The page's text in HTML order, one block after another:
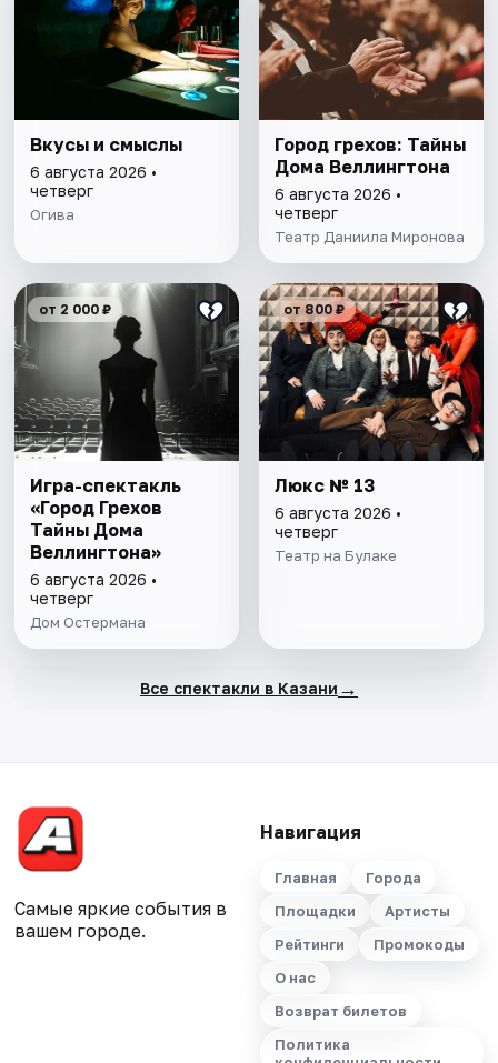
Вкусы и смыслы
6 августа 2026 •
четверг
Огива
Город грехов: Тайны
Дома Веллингтона
6 августа 2026 •
четверг
Театр Даниила Миронова
от 2 000 ₽
Игра-спектакль
«Город Грехов
Тайны Дома
Веллингтона»
6 августа 2026 •
четверг
Дом Остермана
от 800 ₽
Люкс № 13
6 августа 2026 •
четверг
Театр на Булаке
Все спектакли в Казани →
Самые яркие события в
вашем городе.
Навигация
Главная
Города
Площадки
Артисты
Рейтинги
Промокоды
О нас
Возврат билетов
Политика